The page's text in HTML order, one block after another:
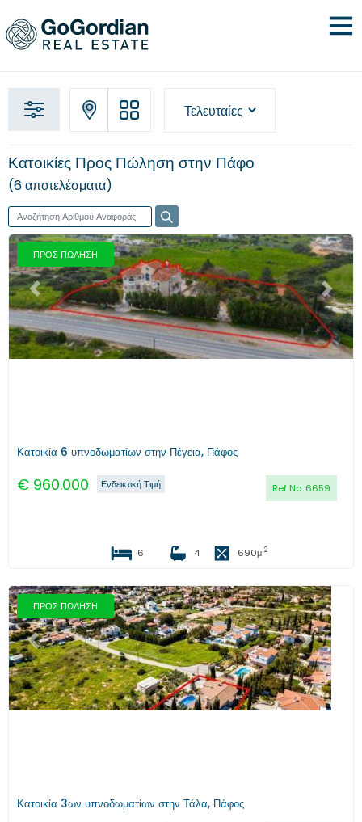
Κατοικίες Προς Πώληση στην Πάφο
6 αποτελέσματα
ΠΡΟΣ ΠΩΛΗΣΗ
Προηγούμενο Επόμενο
Κατοικία 6 υπνοδωματίων στην Πέγεια, Πάφος
€ 960.000 Ref No: 6659
Ενδεικτική Τιμή
6 4 690μ 2
ΠΡΟΣ ΠΩΛΗΣΗ
Προηγούμενο Επόμενο
Κατοικία 3ων υπνοδωματίων στην Τάλα, Πάφος